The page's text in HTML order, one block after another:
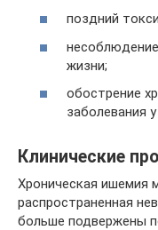
поздний
жизни;
обострение
заболевания
Клинические
Хроническая ишемия
распространенная
больше подвержены